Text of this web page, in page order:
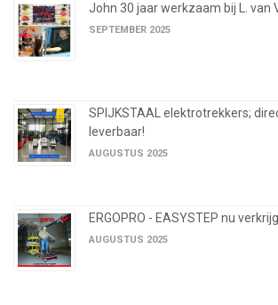
John 30 jaar werkzaam bij L. van
SEPTEMBER 2025
SPIJKSTAAL elektrotrekkers;
leverbaar!
AUGUSTUS 2025
ERGOPRO - EASYSTEP nu
AUGUSTUS 2025